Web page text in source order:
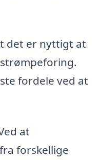
det er nyttigt at
fordele ved at
at
forskellige